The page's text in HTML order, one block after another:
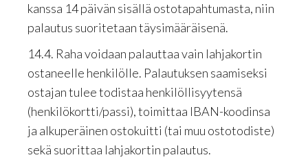
kanssa 14 päivän sisällä ostotapahtumasta, niin
palautus suoritetaan täysimääräisenä.
14.4. Raha voidaan palauttaa vain lahjakortin
ostaneelle henkilölle. Palautuksen saamiseksi
ostajan tulee todistaa henkilöllisyytensä
(henkilökortti/passi), toimittaa IBAN-koodinsa
ja alkuperäinen ostokuitti (tai muu ostotodiste)
sekä suorittaa lahjakortin palautus.